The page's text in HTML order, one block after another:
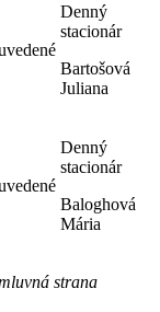
Denný
stacionár
Bartošová
Juliana
Denný
stacionár
Baloghová
Mária
strana